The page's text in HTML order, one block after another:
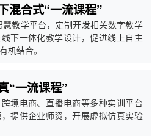
混合式“一流课程”
教学平台，定制开发相关数字教学
下一体化教学设计，促进线上自主
机结合。
“一流课程”
境电商、直播电商等多种实训平台
提供企业师资，开展虚拟仿真实验